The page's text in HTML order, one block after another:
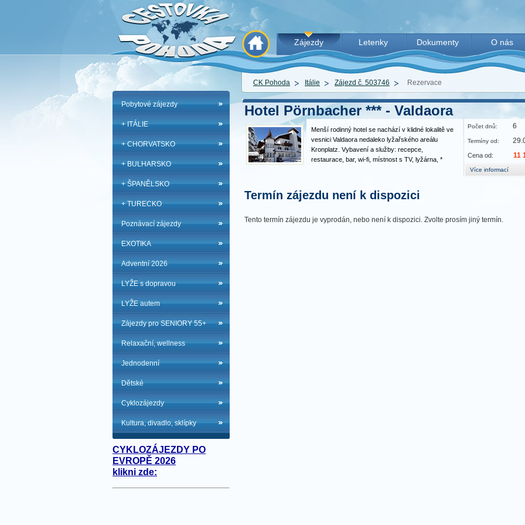
Zájezdy Letenky Dokumenty O nás
CK Pohoda Itálie Zájezd č. 503746 Rezervace
Pobytové zájezdy
+ ITÁLIE
+ CHORVATSKO
+ BULHARSKO
+ ŠPANĚLSKO
+ TURECKO
Poznávací zájezdy
EXOTIKA
Adventní 2026
LYŽE s dopravou
LYŽE autem
Zájezdy pro SENIORY 55+
Relaxační, wellness
Jednodenní
Dětské
Cyklozájezdy
Kultura, divadlo, sklípky
CYKLOZÁJEZDY PO
EVROPĚ 2026
klikni zde:
Hotel Pörnbacher *** - Valdaora
Menší rodinný hotel se nachází v klidné lokalitě ve
vesnici Valdaora nedaleko lyžařského areálu
Kronplatz. Vybavení a služby: recepce,
restaurace, bar, wi-fi, místnost s TV, lyžárna, *
služeb tohoto…
6
Počet dnů:
Termíny od:
11
Cena od:
Více informací
Termín zájezdu není k dispozici
Tento termín zájezdu je vyprodán, nebo není k dispozici. Zvolte prosím jiný termín.